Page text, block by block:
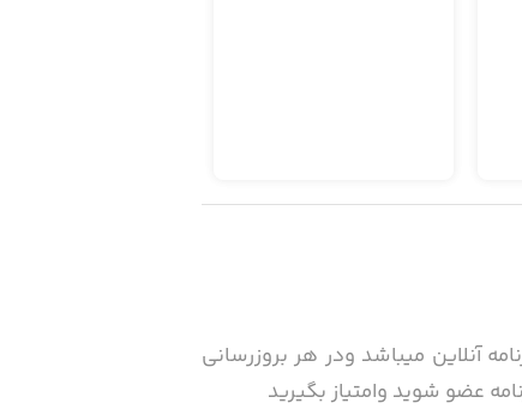
آنلاین میباشد ودر هر بروزرسانی
عضو شوید وامتیاز بگیرید